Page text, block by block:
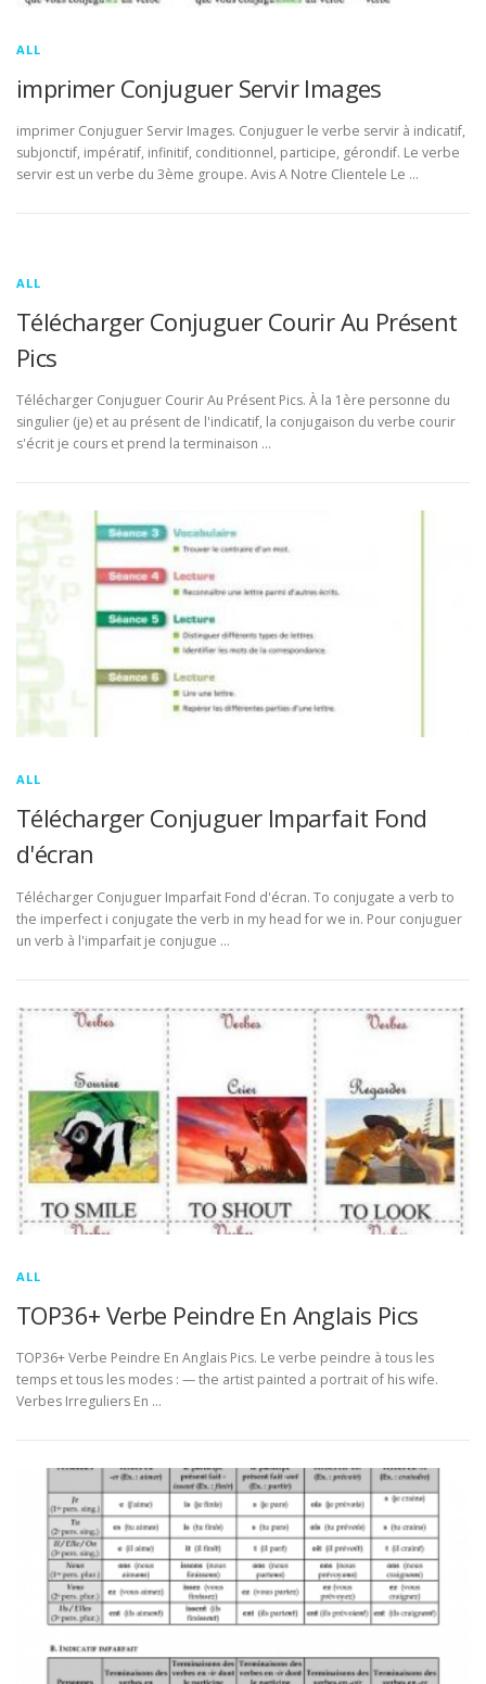
ALL
imprimer Conjuguer Servir Images
imprimer Conjuguer Servir Images. Conjuguer le verbe servir à indicatif,
subjonctif, impératif, infinitif, conditionnel, participe, gérondif. Le verbe
servir est un verbe du 3ème groupe. Avis A Notre Clientele Le …
ALL
Télécharger Conjuguer Courir Au Présent
Pics
Télécharger Conjuguer Courir Au Présent Pics. À la 1ère personne du
singulier (je) et au présent de l'indicatif, la conjugaison du verbe courir
s'écrit je cours et prend la terminaison …
ALL
Télécharger Conjuguer Imparfait Fond
d'écran
Télécharger Conjuguer Imparfait Fond d'écran. To conjugate a verb to
the imperfect i conjugate the verb in my head for we in. Pour conjuguer
un verb à l'imparfait je conjugue …
ALL
TOP36+ Verbe Peindre En Anglais Pics
TOP36+ Verbe Peindre En Anglais Pics. Le verbe peindre à tous les
temps et tous les modes : — the artist painted a portrait of his wife.
Verbes Irreguliers En …